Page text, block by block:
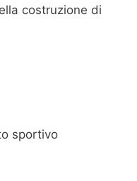
costruzione di
sportivo